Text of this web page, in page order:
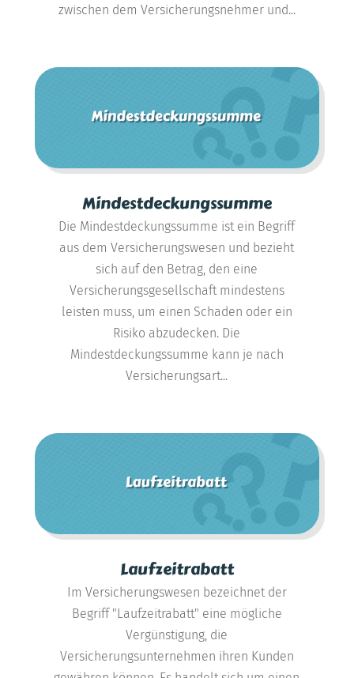
zwischen dem Versicherungsnehmer und...
Mindestdeckungssumme
Die Mindestdeckungssumme ist ein Begriff
aus dem Versicherungswesen und bezieht
sich auf den Betrag, den eine
Versicherungsgesellschaft mindestens
leisten muss, um einen Schaden oder ein
Risiko abzudecken. Die
Mindestdeckungssumme kann je nach
Versicherungsart...
Laufzeitrabatt
Im Versicherungswesen bezeichnet der
Begriff "Laufzeitrabatt" eine mögliche
Vergünstigung, die
Versicherungsunternehmen ihren Kunden